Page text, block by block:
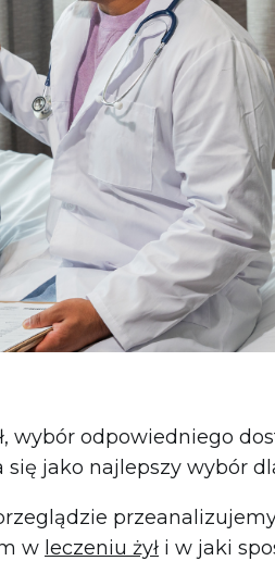
wybór odpowiedniego
się jako najlepszy wybór
w leczeniu żył i w jaki